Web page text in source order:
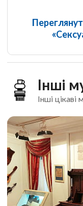
Інші
Інші цікаві